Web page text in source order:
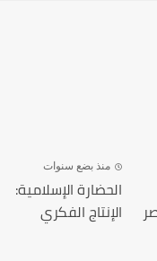
منذ بضع سنوات
الحضارة الإسلامية:
الإنتاج الفكري